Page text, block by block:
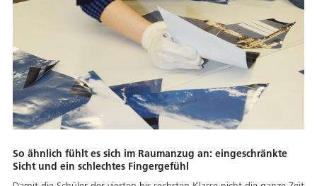
So ähnlich fühlt es sich im Raumanzug an: eingeschränkte
Sicht und ein schlechtes Fingergefühl